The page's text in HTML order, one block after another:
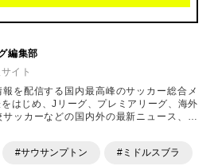
編集部
イト
を配信する国内最高峰のサッカー総合メ
はじめ、Jリーグ、プレミアリーグ、海外
サッカーなどの国内外の最新ニュース、コ
」「YouTube」「TikTok」など、
#サウサンプトン #ミドルスブラ